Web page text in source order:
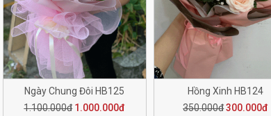
Ngày Chung Đôi HB125
1.100.000đ 1.000.000đ
Hồng Xinh HB124
350.000đ300.000đ